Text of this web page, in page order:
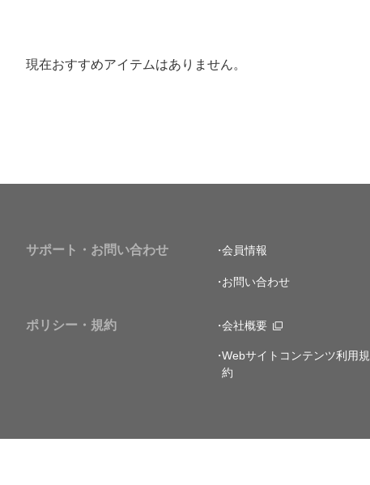
現在おすすめアイテムはありません。
サポート・お問い合わせ 会員情報
お問い合わせ
ポリシー・規約 会社概要
Webサイトコンテンツ利用規
約